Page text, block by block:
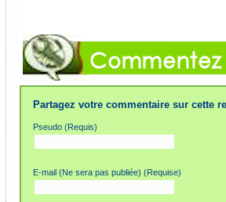
Partagez votre commentaire sur cette
Pseudo (Requis)
E-mail (Ne sera pas publiée) (Requise)